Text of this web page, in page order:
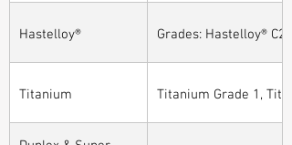
Hastelloy® Grades: Hastelloy®
Titanium Titanium Grade 1,